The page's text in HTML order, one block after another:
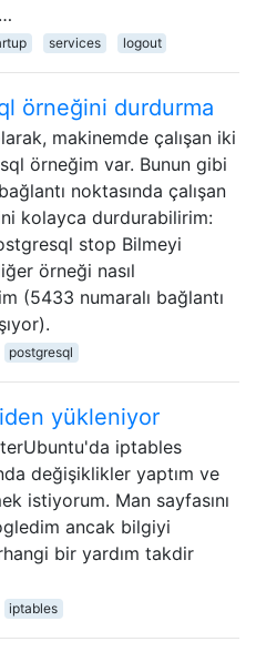
services logout
örneğini durdurma
makinemde çalışan iki
örneğim var. Bunun gibi
noktasında çalışan
kolayca durdurabilirim:
stop Bilmeyi
örneği nasıl
(5433 numaralı bağlantı
postgresql
yükleniyor
iptables
değişiklikler yaptım ve
istiyorum. Man sayfasını
ancak bilgiyi
bir yardım takdir
iptables